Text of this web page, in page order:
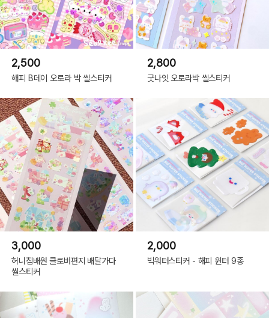
2,500
해피 B데이 오로라 박 씰스티커
2,800
굿나잇 오로라박 씰스티커
3,000
허니집배원 클로버편지 배달가다
씰스티커
2,000
빅워터스티커 - 해피 윈터 9종